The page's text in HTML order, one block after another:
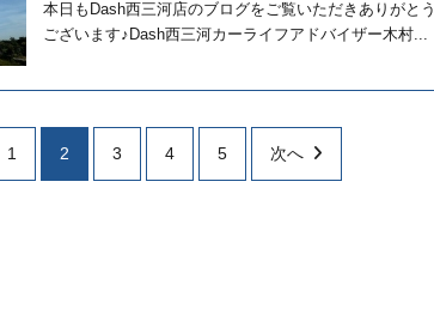
本日もDash西三河店のブログをご覧いただきありがとう
ございます♪Dash西三河カーライフアドバイザー木村...
1 2 3 4 5 次へ